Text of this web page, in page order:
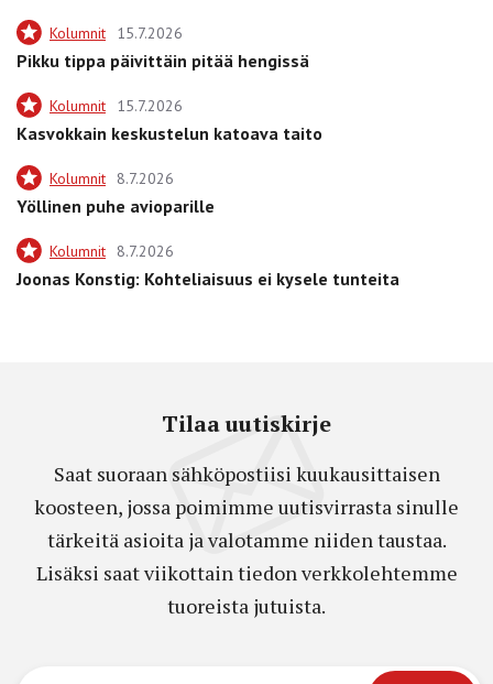
Kolumnit 15.7.2026
Pikku tippa päivittäin pitää hengissä
Kolumnit 15.7.2026
Kasvokkain keskustelun katoava taito
Kolumnit 8.7.2026
Yöllinen puhe avioparille
Kolumnit 8.7.2026
Joonas Konstig: Kohteliaisuus ei kysele tunteita
Tilaa uutiskirje
Saat suoraan sähköpostiisi kuukausittaisen
koosteen, jossa poimimme uutisvirrasta sinulle
tärkeitä asioita ja valotamme niiden taustaa.
Lisäksi saat viikottain tiedon verkkolehtemme
tuoreista jutuista.